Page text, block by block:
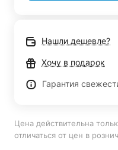
Нашли дешевле?
Хочу в подарок
Гарантия
Цена действительна
отличаться от цен в